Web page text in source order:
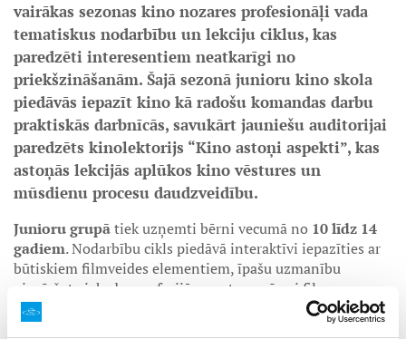
vairākas sezonas kino nozares profesionāļi vada
tematiskus nodarbību un lekciju ciklus, kas
paredzēti interesentiem neatkarīgi no
priekšzināšanām. Šajā sezonā junioru kino skola
piedāvās iepazīt kino kā radošu komandas darbu
praktiskās darbnīcās, savukārt jauniešu auditorijai
paredzēts kinolektorijs “Kino astoņi aspekti”, kas
astoņās lekcijās aplūkos kino vēstures un
mūsdienu procesu daudzveidību.
Junioru grupātiek uzņemti bērni vecumā no 10 līdz 14
gadiem. Nodarbību cikls piedāvā interaktīvi iepazīties ar
būtiskiem filmveides elementiem, īpašu uzmanību
pievēršot aizkadra profesijām un to nozīmei filmas
tapšanā. Programmas laikā dalībnieki iepazīs mazāk
zināmas, tomēr būtiskas kino profesijas, kā arī tiks